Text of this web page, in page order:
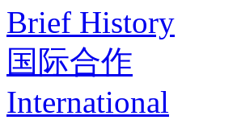
Brief History
国际合作
International